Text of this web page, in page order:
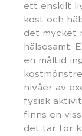
ett enskilt
kost och
det mycket
hälsosamt.
en måltid
nivåer av
fysisk
finns en
det tar för